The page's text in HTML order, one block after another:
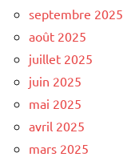
septembre 2025
août 2025
juillet 2025
juin 2025
mai 2025
avril 2025
mars 2025